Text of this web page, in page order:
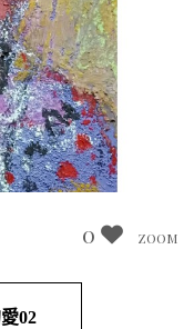
0 ZOOM
02